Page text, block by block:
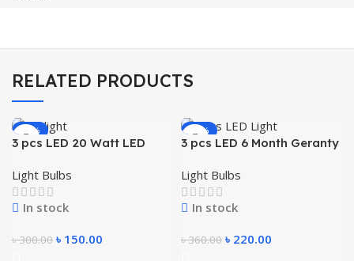
RELATED PRODUCTS
-50%
3 pcs LED 20 Watt LED
LIGHT Bulb/ খুবি ভালো মানের লাইট
Light Bulbs
In stock
৳300.00 ৳ 150.00
-39%
3 pcs LED 6 Month Geranty
Light / LED LIGHT Bulb/ খুবি
ভালো মানে লাইট ৬ মাসের গ্যরান্টি পাবেন
Light Bulbs
In stock
৳360.00 ৳ 220.00